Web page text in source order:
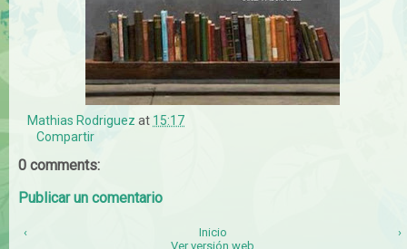
Mathias Rodriguez at 15:17
Compartir
0 comments:
Publicar un comentario
‹ ›
Inicio
Ver versión web